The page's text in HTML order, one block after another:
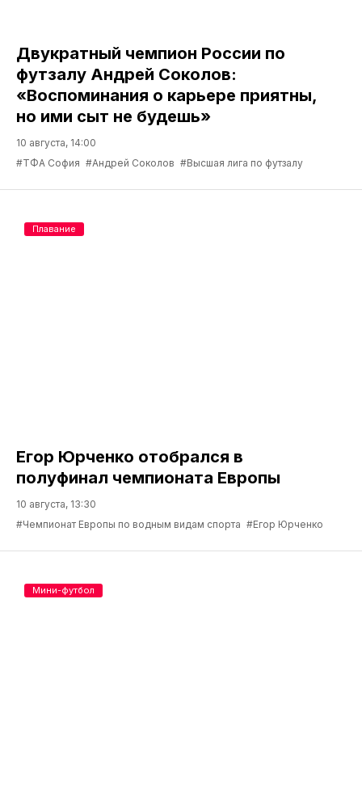
Двукратный чемпион России по
футзалу Андрей Соколов:
«Воспоминания о карьере приятны,
но ими сыт не будешь»
10 августа, 14:00
#ТФА София #Андрей Соколов #Высшая лига по футзалу
Егор Юрченко отобрался в
полуфинал чемпионата Европы
10 августа, 13:30
#Чемпионат Европы по водным видам спорта #Егор Юрченко
Плавание
Мини-футбол